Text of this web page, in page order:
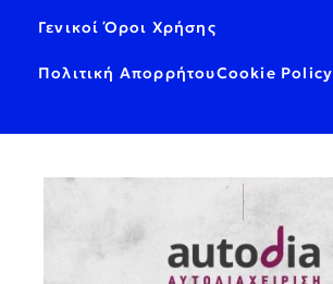
Γενικοί Όροι Χρήσης
Πολιτική ΑπορρήτουCookie Policy